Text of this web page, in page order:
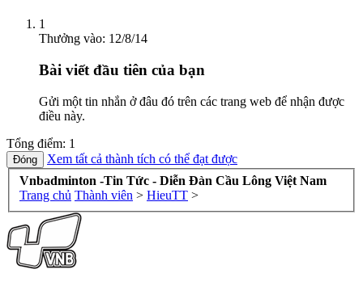
1
Thưởng vào: 12/8/14
Bài viết đầu tiên của bạn
Gửi một tin nhắn ở đâu đó trên các trang web để nhận được
điều này.
Tổng điểm: 1
Xem tất cả thành tích có thể đạt được
Vnbadminton -Tin Tức - Diễn Đàn Cầu Lông Việt Nam
Trang chủ Thành viên > HieuTT >